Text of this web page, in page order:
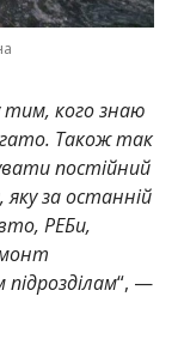
кого знаю
Також так
постійний
яку за останній
РЕБи,
“, —